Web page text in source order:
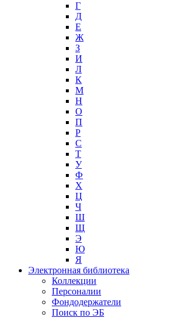
Г
Д
Е
Ж
З
И
Л
К
М
Н
О
П
Р
С
Т
У
Ф
Х
Ц
Ч
Ш
Щ
Э
Ю
Я
Электронная библиотека
Коллекции
Персоналии
Фондодержатели
Поиск по ЭБ